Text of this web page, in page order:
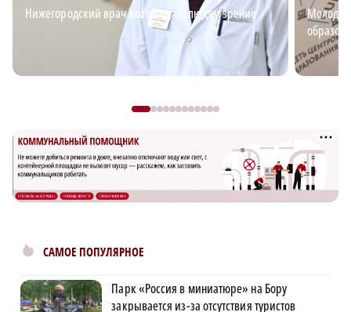
Нижегородский врач возвращает людям зрение
САМОЕ ПОПУЛЯРНОЕ
Парк «Россия в миниатюре» на Бору
закрывается из-за отсутствия туристов